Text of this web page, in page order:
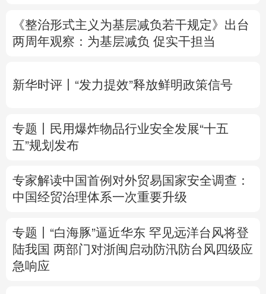
English Español Français عربى
Deutsch Português
《整治形式主义为基层减负若干规定》出台
两周年观察 ：为基层减负 促实干担当
新华时评丨“发力提效”释放鲜明政策信号
专题丨
民用爆炸物品行业安全发展“十五
五”规划发布
专家解读中国首例对外贸易国家安全调查：
中国经贸治理体系一次重要升级
专题丨 “白海豚”逼近华东 罕见远洋台风将登
陆我国 两部门对浙闽启动防汛防台风四级应
急响应